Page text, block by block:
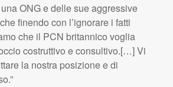
ONGe delle sue aggressive
finendo con l’ignorare i fatti
che il PCN britannico voglia
costruttivo e consultivo.[…] Vi
la nostra posizione e di